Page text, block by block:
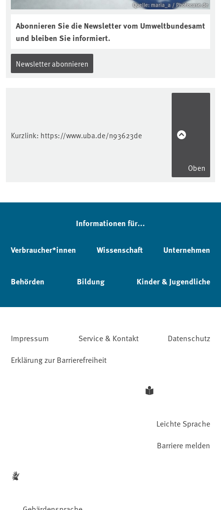
Quelle: maria_a / Photocase.de
Abonnieren Sie die Newsletter vom Umweltbundesamt
und bleiben Sie informiert.
Newsletter abonnieren
Kurzlink: https://www.uba.de/n93623de
Oben
Informationen für...
Verbraucher*innen Wissenschaft Unternehmen
Behörden Bildung Kinder & Jugendliche
Impressum Service & Kontakt
Datenschutz
Erklärung zur Barrierefreiheit
Leichte Sprache
Barriere melden